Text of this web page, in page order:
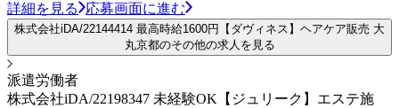
詳細を見る 応募画面に進む
株式会社iDA/22144414 最高時給1600円【ダヴィネス】ヘアケア販売 大
丸京都のその他の求人を見る
派遣労働者
株式会社iDA/22198347 未経験OK【ジュリーク】エステ施